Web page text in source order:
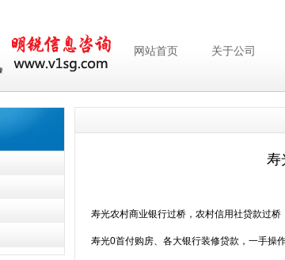
网站首页 关于公司
寿
寿光农村商业银行过桥，农村信用社贷款过桥
寿光0首付购房、各大银行装修贷款，一手操